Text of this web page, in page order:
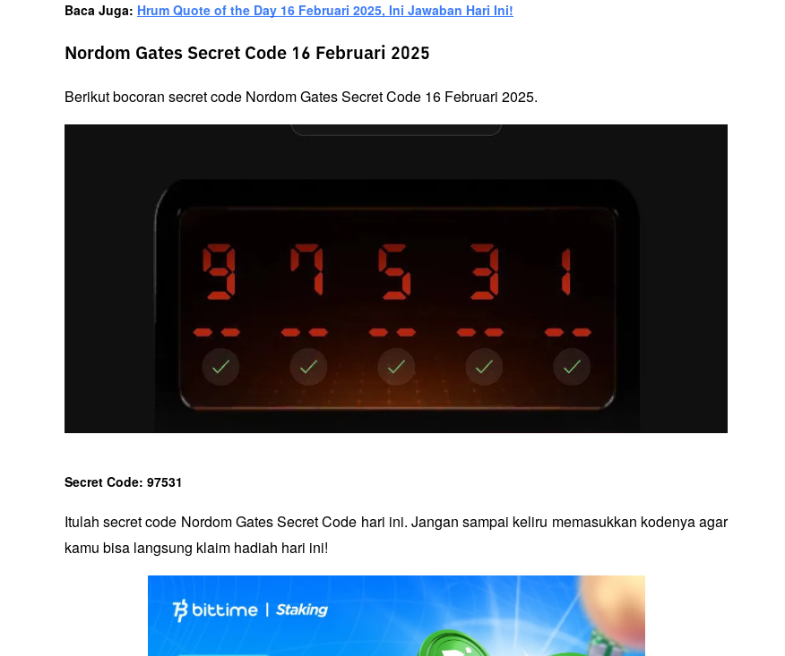
Baca Juga: Hrum Quote of the Day 16 Februari 2025, Ini Jawaban Hari Ini!
Nordom Gates Secret Code 16 Februari 2025
Berikut bocoran secret code Nordom Gates Secret Code 16 Februari 2025.
Secret Code: 97531
Itulah secret code Nordom Gates Secret Code hari ini. Jangan sampai keliru memasukkan kodenya agar
kamu bisa langsung klaim hadiah hari ini!